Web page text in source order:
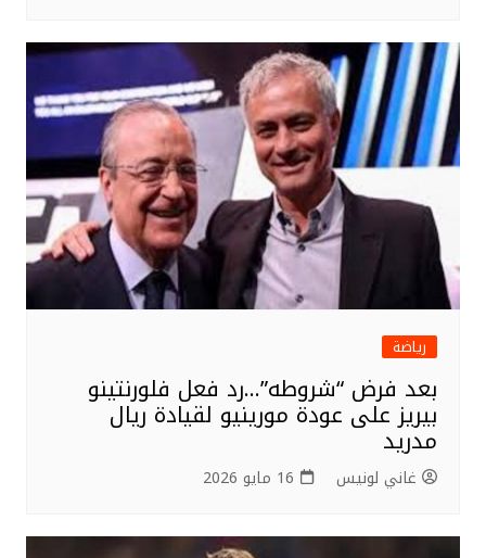
رياضة
بعد فرض “شروطه”…رد فعل فلورنتينو
بيريز على عودة مورينيو لقيادة ريال
مدريد
غاني لونيس 16 مايو 2026